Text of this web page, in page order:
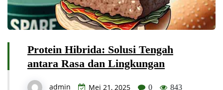
Protein Hibrida: Solusi Tengah
antara Rasa dan Lingkungan
admin Mei 21, 2025 0 843